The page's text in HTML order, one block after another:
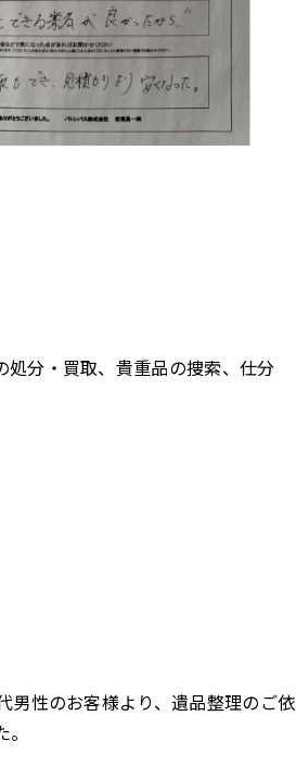
分・買取、貴重品の捜索、仕分
男性のお客様より、遺品整理のご依